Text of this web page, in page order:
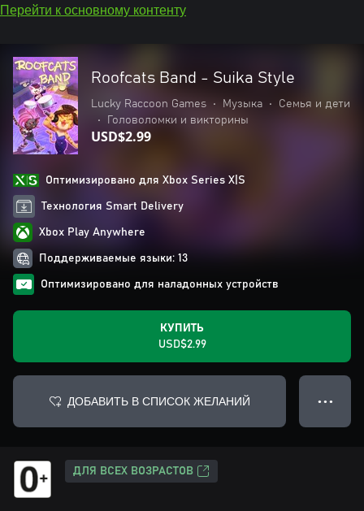
Перейти к основному контенту
Roofcats Band - Suika Style
Lucky Raccoon Games • Музыка •
Семья и дети
•
Головоломки и викторины
USD$2.99
Оптимизировано для Xbox Series X|S
Технология Smart Delivery
Xbox Play Anywhere
Поддерживаемые языки: 13
Оптимизировано для наладонных устройств
КУПИТЬ
USD$2.99
ДОБАВИТЬ В СПИСОК ЖЕЛАНИЙ ● ● ●
ДЛЯ ВСЕХ ВОЗРАСТОВ